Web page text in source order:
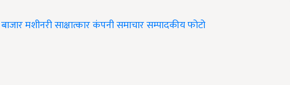
बाजारमशीनरीसाक्षात्कारकंपनी समाचारसम्पादकीयफोटो